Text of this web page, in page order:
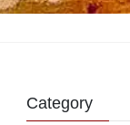
Category